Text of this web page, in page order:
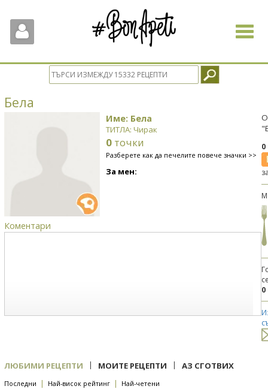
Toggle
Бела
Име: Бела
ТИТЛА: Чирак
0 точки
Разберете как да печелите повече значки >>
За мен:
Коментари
0
ЛЮБИМИ РЕЦЕПТИ | МОИТЕ РЕЦЕПТИ | АЗ СГОТВИХ
Последни | Най-висок рейтинг | Най-четени